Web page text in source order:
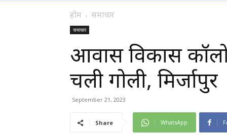
होम समाचार
समाचार
आवास विकास
चली गोली, मिर्जापुर
September 21, 2023
Share WhatsApp